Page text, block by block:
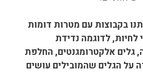
בקבוצות עם מטרות דומות
לחיות, לדוגמה נדידת
גלים אלקטרומגנטים, החלפת
על הגלים שהמובילים עושים